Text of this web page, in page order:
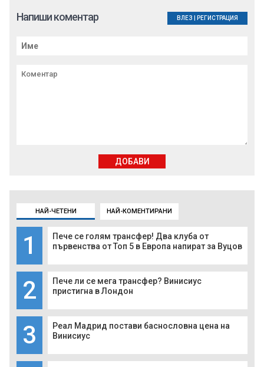
НАЙ-ЧЕТЕНИ НАЙ-КОМЕНТИРАНИ
1
Пече се голям трансфер! Два клуба от
първенства от Топ 5 в Европа напират за Вуцов
2
Пече ли се мега трансфер? Винисиус
пристигна в Лондон
3
Реал Мадрид постави баснословна цена на
Винисиус
Напиши коментар ВЛЕЗ РЕГИСТРАЦИЯ
ДОБАВИ